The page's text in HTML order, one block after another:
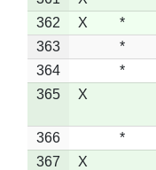
362
X *
363
*
364
*
365
X
366 *
367
X